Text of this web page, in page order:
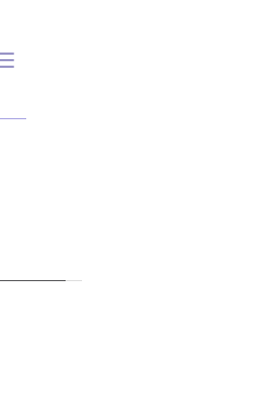
Přepnout